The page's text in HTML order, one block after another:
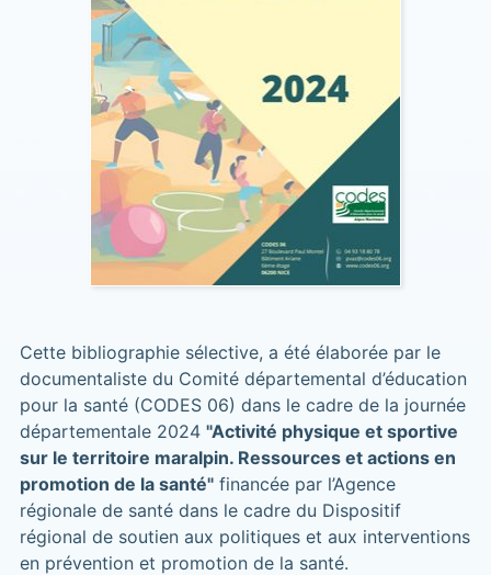
Cette bibliographie sélective, a été élaborée par le
documentaliste du Comité départemental d’éducation
pour la santé (CODES 06) dans le cadre de la journée
départementale 2024 "Activité physique et sportive
sur le territoire maralpin. Ressources et actions en
promotion de la santé"financée par l’Agence
régionale de santé dans le cadre du Dispositif
régional de soutien aux politiques et aux interventions
en prévention et promotion de la santé.